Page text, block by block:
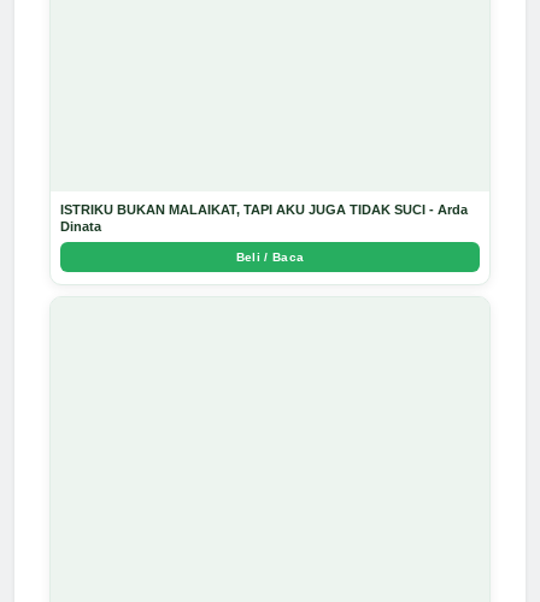
ISTRIKU BUKAN MALAIKAT, TAPI AKU JUGA TIDAK SUCI - Arda
Dinata
Beli / Baca